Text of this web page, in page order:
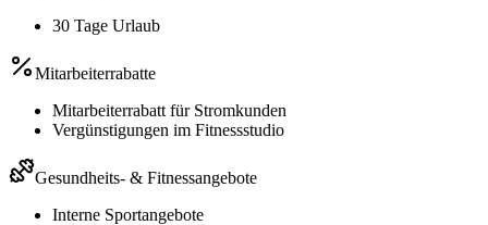
30 Tage Urlaub
Mitarbeiterrabatte
Mitarbeiterrabatt für Stromkunden
Vergünstigungen im Fitnessstudio
Gesundheits- & Fitnessangebote
Interne Sportangebote